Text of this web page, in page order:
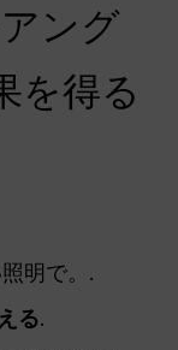
ング
を得る
明で。.
る.